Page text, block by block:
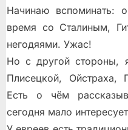
Начинаю вспоминать:
время со Сталиным,
негодяями. Ужас!
Но с другой стороны,
Плисецкой, Ойстраха,
Есть о чём
сегодня мало